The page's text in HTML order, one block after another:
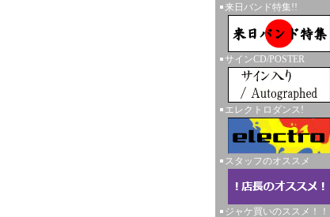
来日バンド特集!!
サインCD/POSTER
エレクトロダンス!
スタッフのオススメ
ジャケ買いのススメ！！